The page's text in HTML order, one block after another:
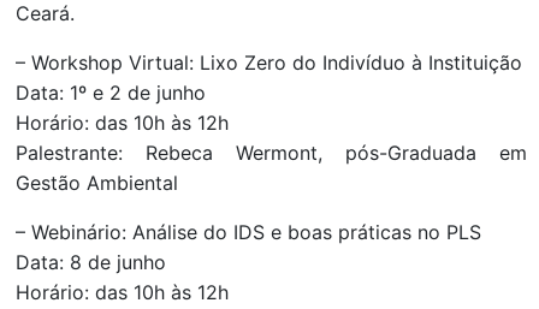
Ceará.
– Workshop Virtual: Lixo Zero do Indivíduo à Instituição
Data: 1º e 2 de junho
Horário: das 10h às 12h
Palestrante: Rebeca Wermont, pós-Graduada em
Gestão Ambiental
– Webinário: Análise do IDS e boas práticas no PLS
Data: 8 de junho
Horário: das 10h às 12h